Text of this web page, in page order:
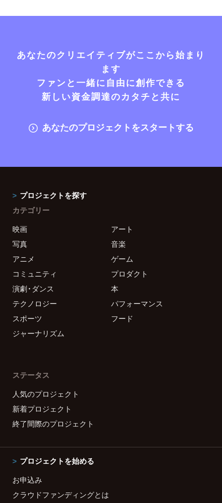
あなたのクリエイティブがここから始まり
ます
ファンと一緒に自由に創作できる
新しい資金調達のカタチと共に
あなたのプロジェクトをスタートする
プロジェクトを探す
カテゴリー
映画
アート
写真
音楽
アニメ
ゲーム
コミュニティ
プロダクト
演劇・ダンス
本
テクノロジー
パフォーマンス
スポーツ
フード
ジャーナリズム
ステータス
人気のプロジェクト
新着プロジェクト
終了間際のプロジェクト
プロジェクトを始める
お申込み
クラウドファンディングとは